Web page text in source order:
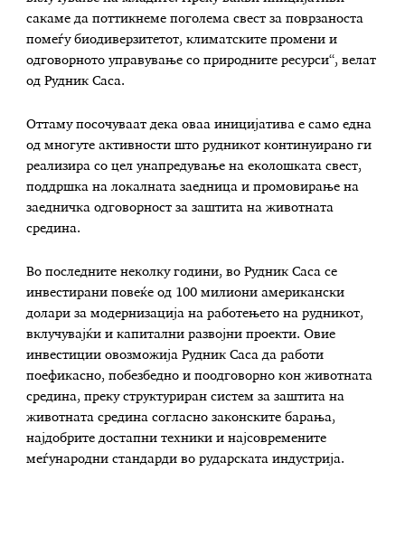
сакаме да поттикнеме поголема свест за поврзаноста
помеѓу биодиверзитетот, климатските промени и
одговорното управување со природните ресурси“, велат
од Рудник Саса.
Оттаму посочуваат дека оваа иницијатива е само една
од многуте активности што рудникот континуирано ги
реализира со цел унапредување на еколошката свест,
поддршка на локалната заедница и промовирање на
заедничка одговорност за заштита на животната
средина.
Во последните неколку години, во Рудник Саса се
инвестирани повеќе од 100 милиони американски
долари за модернизација на работењето на рудникот,
вклучувајќи и капитални развојни проекти. Овие
инвестиции овозможија Рудник Саса да работи
поефикасно, побезбедно и поодговорно кон животната
средина, преку структуриран систем за заштита на
животната средина согласно законските барања,
најдобрите достапни техники и најсовремените
меѓународни стандарди во рударската индустрија.